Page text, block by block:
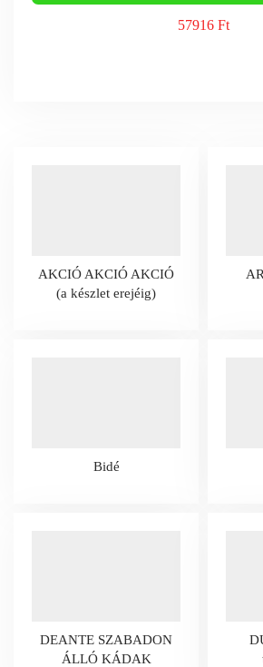
57916 Ft
AKCIÓ AKCIÓ AKCIÓ
(a készlet erejéig)
Bidé
DEANTE SZABADON
ÁLLÓ KÁDAK